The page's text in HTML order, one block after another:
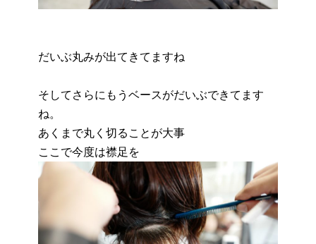
だいぶ丸みが出てきてますね
そしてさらにもうベースがだいぶできてます
ね。
あくまで丸く切ることが大事
ここで今度は襟足を